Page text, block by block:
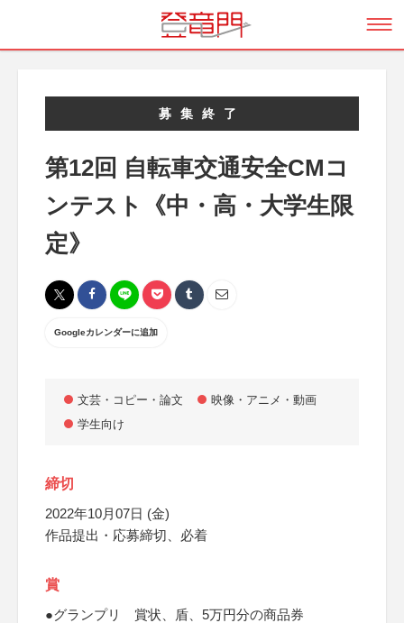
募集終了
第12回 自転車交通安全CMコ
ンテスト《中・高・大学生限
定》
Googleカレンダーに追加
文芸・コピー・論文
映像・アニメ・動画
学生向け
締切
2022年10月07日 (金)
作品提出・応募締切、必着
賞
●グランプリ 賞状、盾、5万円分の商品券